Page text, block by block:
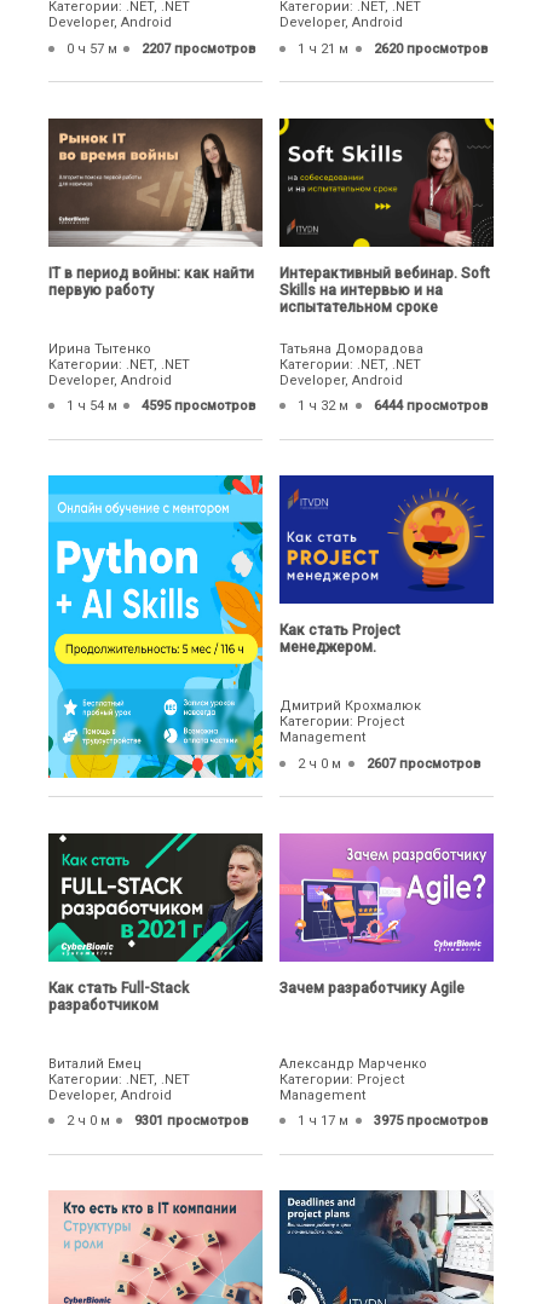
Категории: .NET, .NET
Developer, Android
0 ч 57 м
2207 просмотров
Категории: .NET, .NET
Developer, Android
1 ч 21 м
2620 просмотров
IТ в период войны: как найти
первую работу
Ирина Тытенко
Категории: .NET, .NET
Developer, Android
1 ч 54 м
4595 просмотров
Интерактивный вебинар. Soft
Skills на интервью и на
испытательном сроке
Татьяна Доморадова
Категории: .NET, .NET
Developer, Android
1 ч 32 м
6444 просмотров
Как стать Project
менеджером.
Дмитрий Крохмалюк
Категории: Project
Management
2 ч 0 м
2607 просмотров
Как стать Full-Stack
разработчиком
Виталий Емец
Категории: .NET, .NET
Developer, Android
2 ч 0 м
9301 просмотров
Зачем разработчику Agile
Александр Марченко
Категории: Project
Management
1 ч 17 м
3975 просмотров